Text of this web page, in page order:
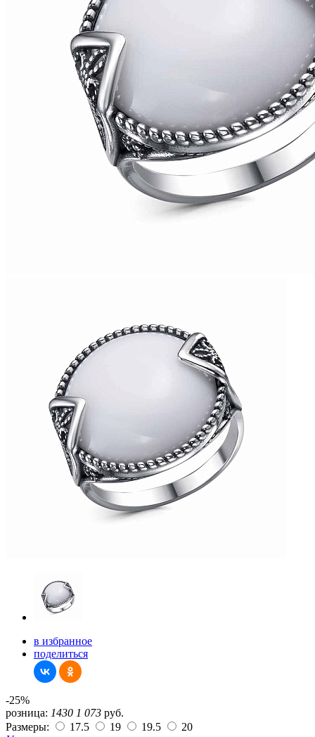
в избранное
поделиться
-25%
розница: 1430 1 073 руб.
Размеры:
17.5 19 19.5
20